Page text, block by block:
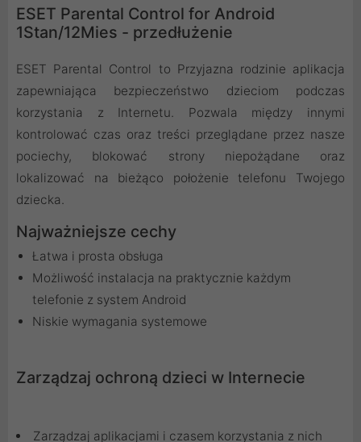
ESET Parental Control for Android
1Stan/12Mies - przedłużenie
ESET Parental Control to Przyjazna rodzinie aplikacja
zapewniająca bezpieczeństwo dzieciom podczas
korzystania z Internetu. Pozwala między innymi
kontrolować czas oraz treści przeglądane przez nasze
pociechy, blokować strony niepożądane oraz
lokalizować na bieżąco położenie telefonu Twojego
dziecka.
Najważniejsze cechy
Łatwa i prosta obsługa
Możliwość instalacja na praktycznie każdym
telefonie z system Android
Niskie wymagania systemowe
Zarządzaj ochroną dzieci w Internecie
Zarządzaj aplikacjami i czasem korzystania z nich